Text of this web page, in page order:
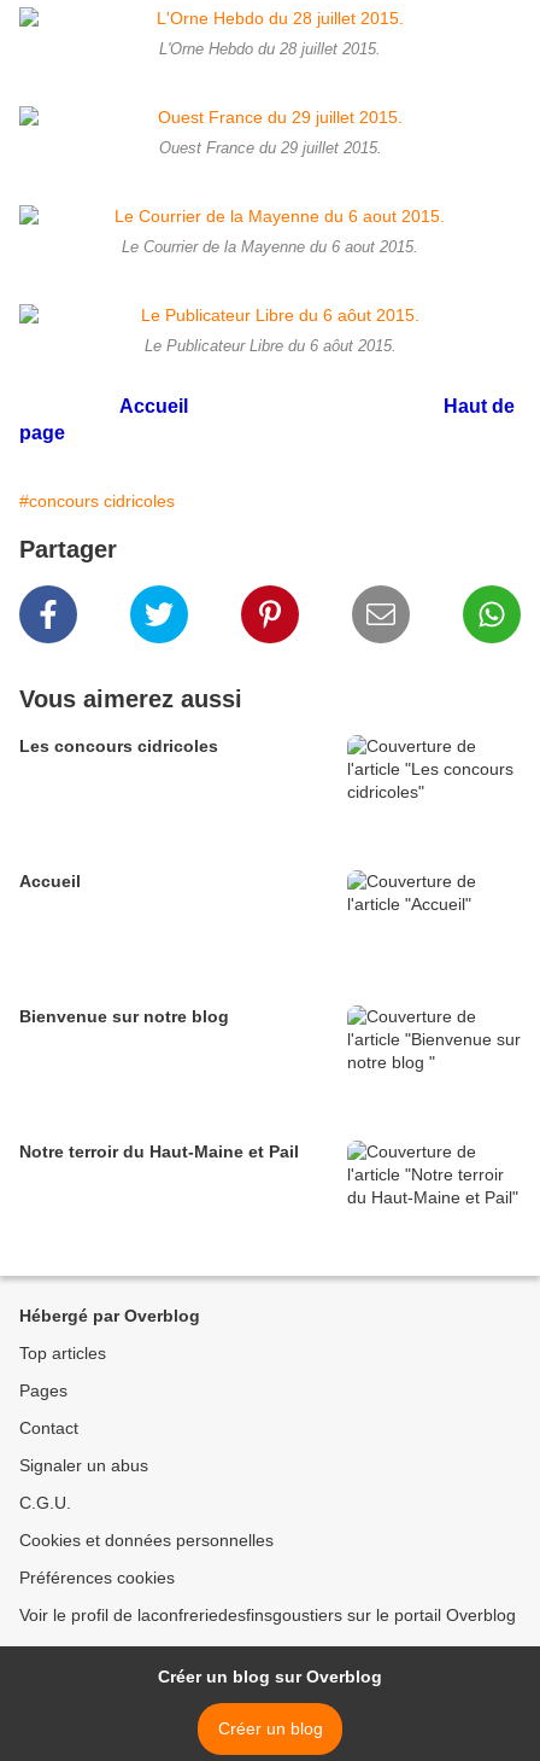
L'Orne Hebdo du 28 juillet 2015.
Ouest France du 29 juillet 2015.
Le Courrier de la Mayenne du 6 aout 2015.
Le Publicateur Libre du 6 aôut 2015.
Accueil
Haut de
page
#concours cidricoles
Partager
Vous aimerez aussi
Les concours cidricoles
Accueil
Bienvenue sur notre blog
Notre terroir du Haut-Maine et Pail
Hébergé par Overblog
Top articles
Pages
Contact
Signaler un abus
C.G.U.
Cookies et données personnelles
Préférences cookies
Voir le profil de laconfreriedesfinsgoustiers sur le portail Overblog
Créer un blog sur Overblog
Créer un blog